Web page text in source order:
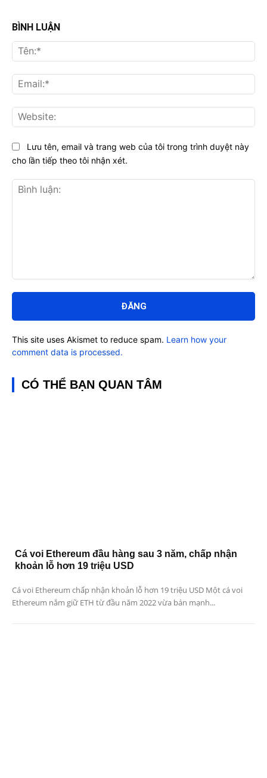
BÌNH LUẬN
luận:
Lưu tên, email và trang web của tôi trong trình duyệt này
cho lần tiếp theo tôi nhận xét.
This site uses Akismet to reduce spam. Learn how your
comment data is processed.
CÓ THỂ BẠN QUAN TÂM
Cá voi Ethereum đầu hàng sau 3 năm, chấp nhận
khoản lỗ hơn 19 triệu USD
Cá voi Ethereum chấp nhận khoản lỗ hơn 19 triệu USD Một cá voi
Ethereum nắm giữ ETH từ đầu năm 2022 vừa bán mạnh...